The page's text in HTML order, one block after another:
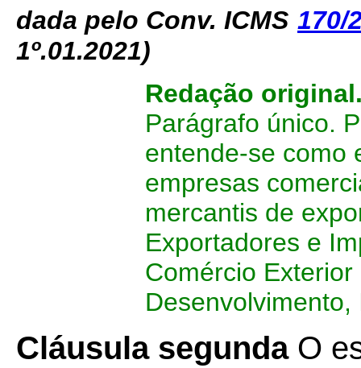
dada pelo Conv. ICMS 170/
1º.01.2021)
Redação
Parágrafo único.
entende-se como
empresas
mercantis de
Exportadores e
Comércio
Cláusula segundaO